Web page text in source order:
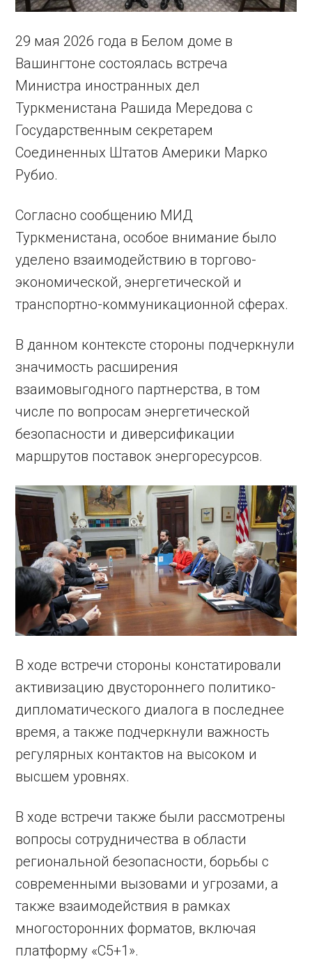
29 мая 2026 года в Белом доме в
Вашингтоне состоялась встреча
Министра иностранных дел
Туркменистана Рашида Мередова с
Государственным секретарем
Соединенных Штатов Америки Марко
Рубио.
Согласно сообщению МИД
Туркменистана, особое внимание было
уделено взаимодействию в торгово-
экономической, энергетической и
транспортно-коммуникационной сферах.
В данном контексте стороны подчеркнули
значимость расширения
взаимовыгодного партнерства, в том
числе по вопросам энергетической
безопасности и диверсификации
маршрутов поставок энергоресурсов.
В ходе встречи стороны констатировали
активизацию двустороннего политико-
дипломатического диалога в последнее
время, а также подчеркнули важность
регулярных контактов на высоком и
высшем уровнях.
В ходе встречи также были рассмотрены
вопросы сотрудничества в области
региональной безопасности, борьбы с
современными вызовами и угрозами, а
также взаимодействия в рамках
многосторонних форматов, включая
платформу «С5+1».